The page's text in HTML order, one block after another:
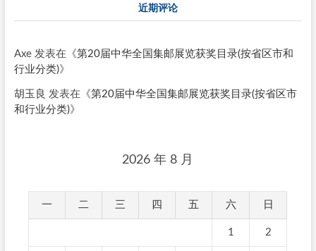
近期评论
Axe发表在《第20届中华全国集邮展览获奖目录(按省区市和
行业分类)》
胡玉良 发表在《第20届中华全国集邮展览获奖目录(按省区市
和行业分类)》
2026 年 8 月
一 二 三 四 五 六 日
1 2